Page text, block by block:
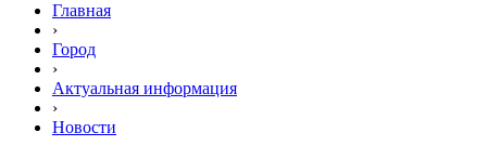
Главная
›
Город
›
Актуальная информация
›
Новости